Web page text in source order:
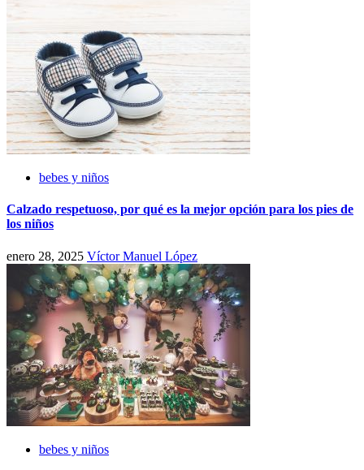
bebes y niños
Calzado respetuoso, por qué es la mejor opción para los pies de
los niños
enero 28, 2025 Víctor Manuel López
bebes y niños